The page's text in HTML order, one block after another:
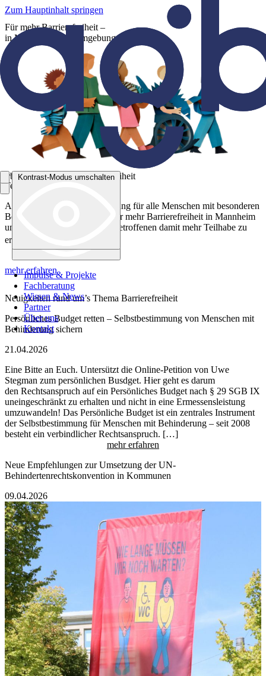
Arbeitsgemeinschaft Barrierefreiheit
Impulse & Projekte
Fachberatung
Wissen & News
Partner
Über uns
Kontakt
Kontrast-Modus umschalten
Impulse & Projekte
Fachberatung
Wissen & News
Partner
Über uns
Kontakt
Zum Hauptinhalt springen
Für mehr Barrierefreiheit –
in Mannheim und Umgebung
Teilhabe für alle!
Als offizielle Interessenvertretung für alle Menschen mit besonderen
Bedürfnissen setzen wir uns für mehr Barrierefreiheit in Mannheim
und Umgebung ein, um den Betroffenen damit mehr Teilhabe zu
ermöglichen.
mehr erfahren
Neuigkeiten rund um’s Thema Barrierefreiheit
Persönliches Budget retten – Selbstbestimmung von Menschen mit
Behinderung sichern
21.04.2026
Eine Bitte an Euch. Untersützt die Online-Petition von Uwe
Stegman zum persönlichen Busdget. Hier geht es darum
den Rechtsanspruch auf ein Persönliches Budget nach § 29 SGB IX
uneingeschränkt zu erhalten und nicht in eine Ermessensleistung
umzuwandeln! Das Persönliche Budget ist ein zentrales Instrument
der Selbstbestimmung für Menschen mit Behinderung – seit 2008
besteht ein verbindlicher Rechtsanspruch. […]
mehr erfahren
Neue Empfehlungen zur Umsetzung der UN-
Behindertenrechtskonvention in Kommunen
09.04.2026